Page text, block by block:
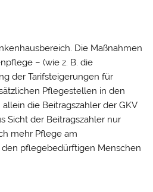
Die Maßnahmen
– (wie z. B. die
der Tarifsteigerungen für
Pflegestellen in den
die Beitragszahler der GKV
Sicht der Beitragszahler nur
mehr Pflege am
pflegebedürftigen Menschen